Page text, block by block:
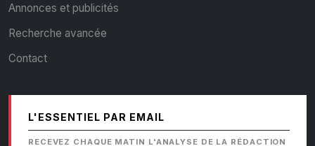
Annonces et publicités
Recherche avancée
Contact
L'ESSENTIEL PAR EMAIL
RECEVEZ CHAQUE MATIN L'ANALYSE DE LA RÉDACTION